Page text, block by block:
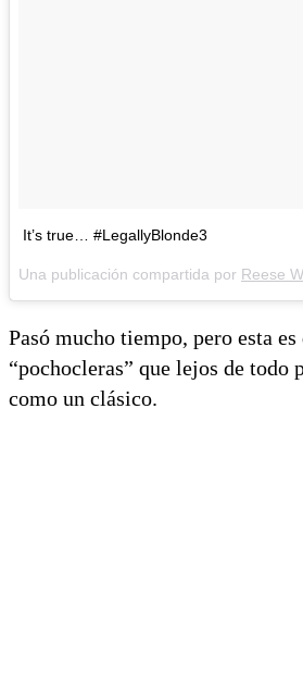
It’s true… #LegallyBlonde3
Una publicación compartida por Reese
Pasó mucho tiempo, pero esta
“pochocleras” que lejos de todo
como un clásico.